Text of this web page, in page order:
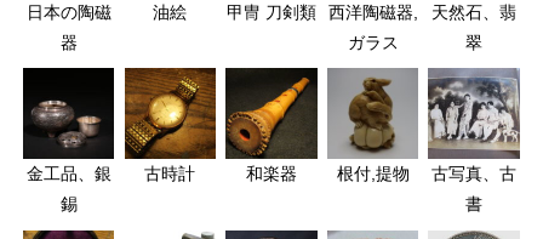
日本の陶磁
器
油絵 甲冑 刀剣類
西洋陶磁器,
ガラス
天然石、翡
翠
金工品、銀
錫
古時計 和楽器 根付,提物
古写真、古
書